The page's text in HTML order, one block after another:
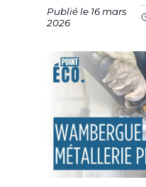
Publié le 16 mars
2026